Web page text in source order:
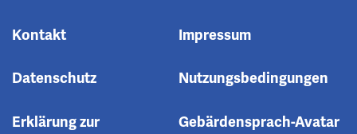
Kontakt Impressum
Datenschutz Nutzungsbedingungen
Erklärung zur
Gebärdensprach-Avatar